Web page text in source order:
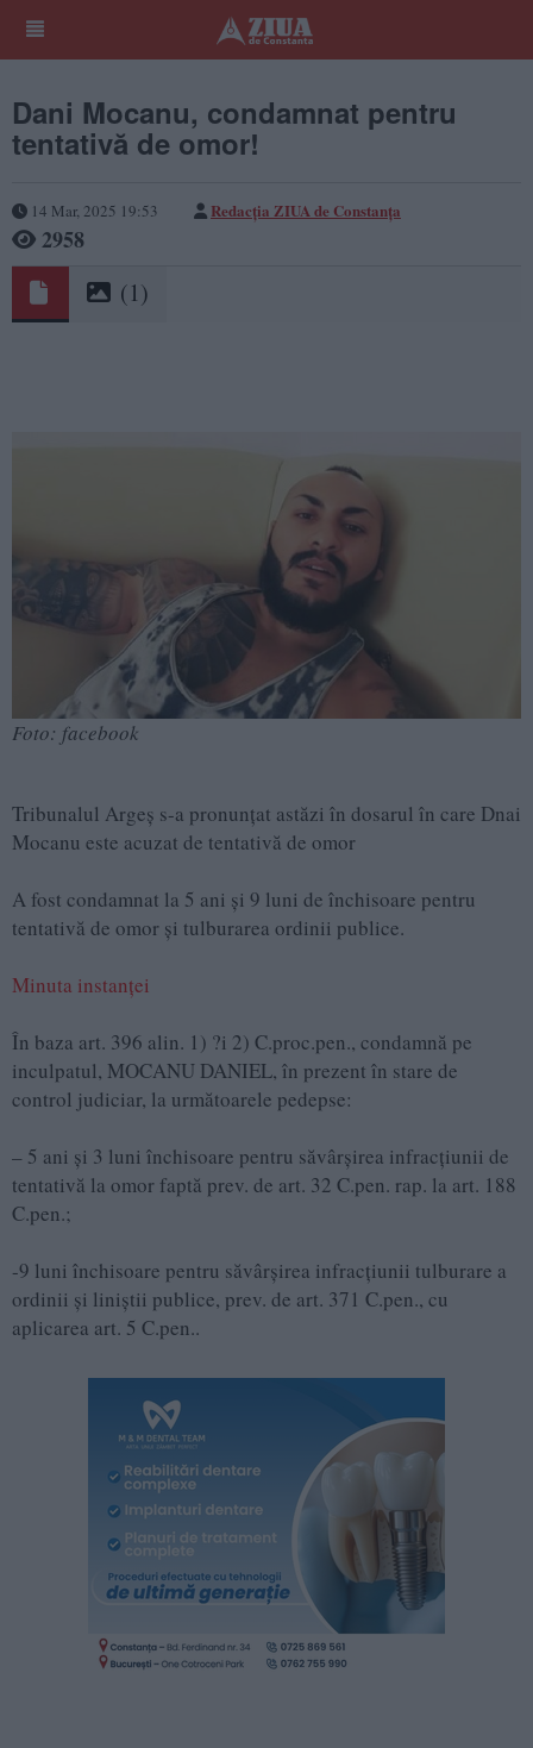
Dani Mocanu, condamnat pentru
tentativă de omor!
14 Mar, 2025 19:53 Redacția ZIUA de Constanța
2958
(1)
Foto: facebook
Tribunalul Argeș s-a pronunțat astăzi în dosarul în care Dnai
Mocanu este acuzat de tentativă de omor
A fost condamnat la 5 ani și 9 luni de închisoare pentru
tentativă de omor și tulburarea ordinii publice.
Minuta instanței
În baza art. 396 alin. 1) ?i 2) C.proc.pen., condamnă pe
inculpatul, MOCANU DANIEL, în prezent în stare de
control judiciar, la următoarele pedepse:
– 5 ani și 3 luni închisoare pentru săvârşirea infracţiunii de
tentativă la omor faptă prev. de art. 32 C.pen. rap. la art. 188
C.pen.;
-9 luni închisoare pentru săvârşirea infracţiunii tulburare a
ordinii și liniștii publice, prev. de art. 371 C.pen., cu
aplicarea art. 5 C.pen..